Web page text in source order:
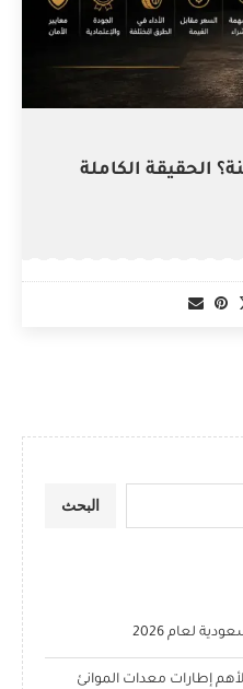
الحقيقة الكاملة
البحث